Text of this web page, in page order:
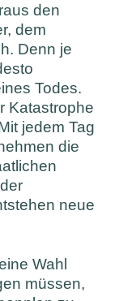
den
dem
Denn je
Todes.
Katastrophe
jedem Tag
die
neue
Wahl
müssen,